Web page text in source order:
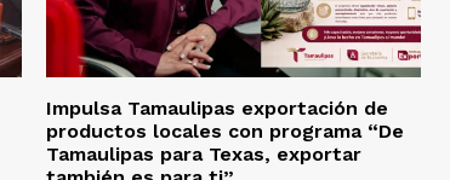
Impulsa Tamaulipas exportación de
productos locales con programa “De
Tamaulipas para Texas, exportar